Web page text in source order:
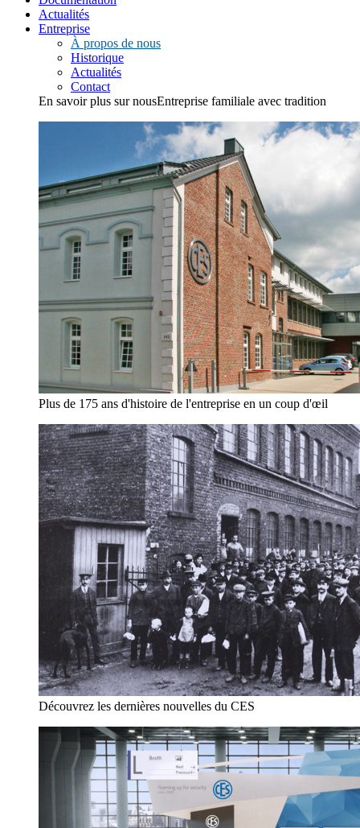
Actualités
Entreprise
À propos de nous
Historique
Actualités
Contact
En savoir plus sur nousEntreprise familiale avec tradition
Plus de 175 ans d'histoire de l'entreprise en un coup d'œil
Découvrez les dernières nouvelles du CES